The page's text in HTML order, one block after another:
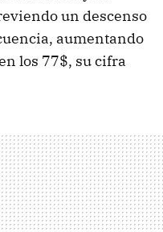
un descenso
aumentando
los 77$, su cifra